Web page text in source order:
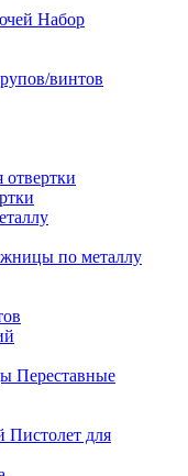
Набор
винтов
отвертки
по металлу
Переставные
Пистолет для